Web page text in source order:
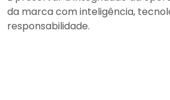
da marca com inteligência,
responsabilidade.